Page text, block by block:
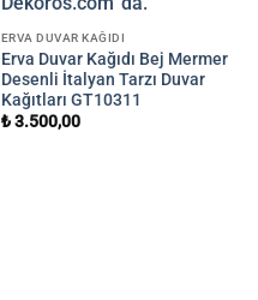
ERVA DUVAR KAĞIDI
Erva Duvar Kağıdı Bej Mermer
Desenli İtalyan Tarzı Duvar
Kağıtları GT10311
₺3.500,00